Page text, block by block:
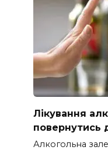
Лікування
повернутись
Алкогольна